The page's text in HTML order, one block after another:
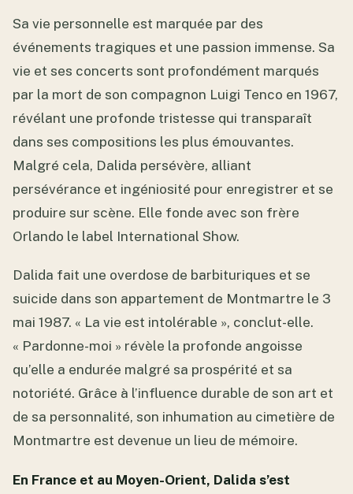
Sa vie personnelle est marquée par des
événements tragiques et une passion immense. Sa
vie et ses concerts sont profondément marqués
par la mort de son compagnon Luigi Tenco en 1967,
révélant une profonde tristesse qui transparaît
dans ses compositions les plus émouvantes.
Malgré cela, Dalida persévère, alliant
persévérance et ingéniosité pour enregistrer et se
produire sur scène. Elle fonde avec son frère
Orlando le label International Show.
Dalida fait une overdose de barbituriques et se
suicide dans son appartement de Montmartre le 3
mai 1987. « La vie est intolérable », conclut-elle.
« Pardonne-moi » révèle la profonde angoisse
qu’elle a endurée malgré sa prospérité et sa
notoriété. Grâce à l’influence durable de son art et
de sa personnalité, son inhumation au cimetière de
Montmartre est devenue un lieu de mémoire.
En France et au Moyen-Orient, Dalida s’est